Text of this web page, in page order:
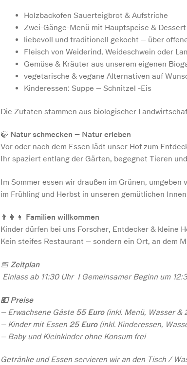
Holzbackofen Sauerteigbrot & Aufstriche
Zwei-Gänge-Menü mit Hauptspeise & Dessert
liebevoll und traditionell gekocht – über
Fleisch von Weiderind, Weideschwein oder
Gemüse & Kräuter aus unserem eigenen
vegetarische & vegane Alternativen auf
Kinderessen: Suppe – Schnitzel -Eis
Die Zutaten stammen aus biologischer
🍃 Natur schmecken – Natur erleben
Vor oder nach dem Essen lädt unser Hof zum
Ihr spaziert entlang der Gärten, begegnet Tieren
Im Sommer essen wir draußen im Grünen, umgeben
im Frühling und Herbst in unseren gemütlichen
👨‍👩‍👧 Familien willkommen
Kinder dürfen bei uns Forscher, Entdecker & kleine
Kein steifes Restaurant – sondern ein Ort, an dem
📅Zeitplan
Einlass ab 11:30 Uhr I Gemeinsamer Beginn um
💶 Preise
– Erwachsene Gäste 55 Euro (inkl. Menü, Wasser &
– Kinder mit Essen 25 Euro (inkl. Kinderessen,
– Baby und Kleinkinder ohne Konsum frei
Getränke und Essen servieren wir an den Tisch /